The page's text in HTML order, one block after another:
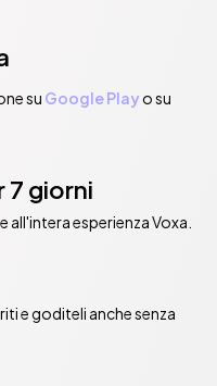
su Google Playo su
7 giorni
esperienza Voxa.
e goditeli anche senza